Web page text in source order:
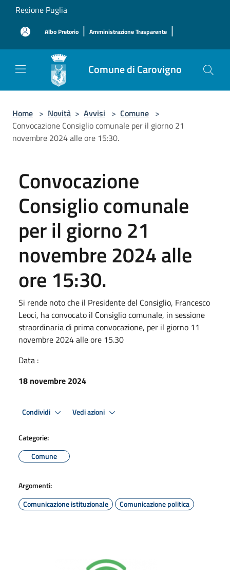
Salta al contenuto principale
Regione Puglia
Albo Pretorio | Amministrazione Trasparente |
Comune di Carovigno
Home > Novità > Avvisi > Comune >
Convocazione Consiglio comunale per il giorno 21
novembre 2024 alle ore 15:30.
Convocazione
Consiglio comunale
per il giorno 21
novembre 2024 alle
ore 15:30.
Si rende noto che il Presidente del Consiglio, Francesco
Leoci, ha convocato il Consiglio comunale, in sessione
straordinaria di prima convocazione, per il giorno 11
novembre 2024 alle ore 15.30
Data :
18 novembre 2024
Condividi Vedi azioni
Categorie:
Comune
Argomenti:
Comunicazione istituzionale
Comunicazione politica